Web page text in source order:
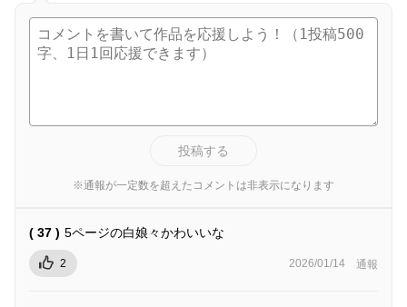
投稿する
※通報が一定数を超えたコメントは非表示になります
( 37 ) 5ページの白娘々かわいいな
2 2026/01/14 通報